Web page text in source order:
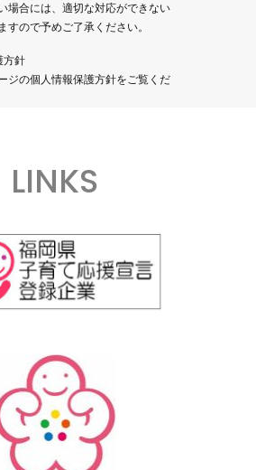
場合には、適切な対応ができない
すので予めご了承ください。
方針
ジの個人情報保護方針をご覧くだ
LINKS